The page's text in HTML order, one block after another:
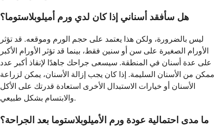
هل سأفقد أسناني إذا كان لدي ورم أميلوبلاستوما؟
ليس بالضرورة، ولكن هذا يعتمد على حجم الورم وموقعه. قد تؤثر
الأورام الصغيرة على سن أو سنين فقط، بينما قد تؤثر الأورام الأكبر
على عدة أسنان في المنطقة. سيسعى جراحك جاهدًا لإنقاذ أكبر عدد
ممكن من الأسنان السليمة. إذا كان يجب إزالة الأسنان، يمكن لزراعة
الأسنان أو خيارات الاستبدال الأخرى استعادة قدرتك على الأكل
والابتسام بشكل طبيعي.
ما مدى احتمالية عودة ورم الأميلوبلاستوما بعد الجراحة؟